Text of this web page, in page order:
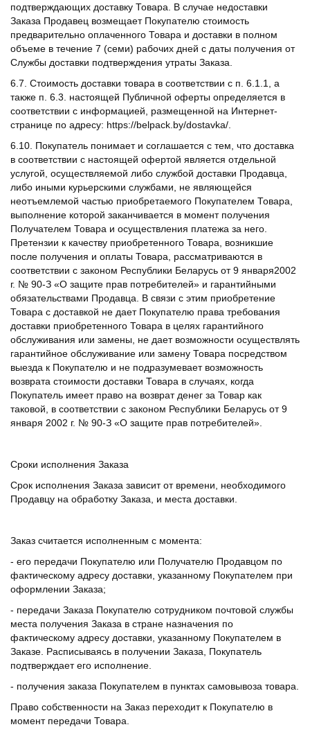
подтверждающих доставку Товара. В случае недоставки
Заказа Продавец возмещает Покупателю стоимость
предварительно оплаченного Товара и доставки в полном
объеме в течение 7 (семи) рабочих дней с даты получения от
Службы доставки подтверждения утраты Заказа.
6.7. Стоимость доставки товара в соответствии с п. 6.1.1, а
также п. 6.3. настоящей Публичной оферты определяется в
соответствии с информацией, размещенной на Интернет-
странице по адресу: https://belpack.by/dostavka/.
6.10. Покупатель понимает и соглашается с тем, что доставка
в соответствии с настоящей офертой является отдельной
услугой, осуществляемой либо службой доставки Продавца,
либо иными курьерскими службами, не являющейся
неотъемлемой частью приобретаемого Покупателем Товара,
выполнение которой заканчивается в момент получения
Получателем Товара и осуществления платежа за него.
Претензии к качеству приобретенного Товара, возникшие
после получения и оплаты Товара, рассматриваются в
соответствии с законом Республики Беларусь от 9 января2002
г. № 90-З «О защите прав потребителей» и гарантийными
обязательствами Продавца. В связи с этим приобретение
Товара с доставкой не дает Покупателю права требования
доставки приобретенного Товара в целях гарантийного
обслуживания или замены, не дает возможности осуществлять
гарантийное обслуживание или замену Товара посредством
выезда к Покупателю и не подразумевает возможность
возврата стоимости доставки Товара в случаях, когда
Покупатель имеет право на возврат денег за Товар как
таковой, в соответствии с законом Республики Беларусь от 9
января 2002 г. № 90-З «О защите прав потребителей».
Сроки исполнения Заказа
Срок исполнения Заказа зависит от времени, необходимого
Продавцу на обработку Заказа, и места доставки.
Заказ считается исполненным с момента:
- его передачи Покупателю или Получателю Продавцом по
фактическому адресу доставки, указанному Покупателем при
оформлении Заказа;
- передачи Заказа Покупателю сотрудником почтовой службы
места получения Заказа в стране назначения по
фактическому адресу доставки, указанному Покупателем в
Заказе. Расписываясь в получении Заказа, Покупатель
подтверждает его исполнение.
- получения заказа Покупателем в пунктах самовывоза товара.
Право собственности на Заказ переходит к Покупателю в
момент передачи Товара.